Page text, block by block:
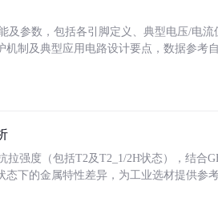
及参数，包括各引脚定义、典型电压/电
机制及典型应用电路设计要点，数据参考
强度（包括T2及T2_1/2H状态），结合
下的金属特性差异，为工业选材提供参考